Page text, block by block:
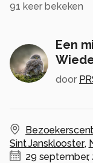
91 keer bekeken
Een
door
Sint Jansklooster,
29 september,